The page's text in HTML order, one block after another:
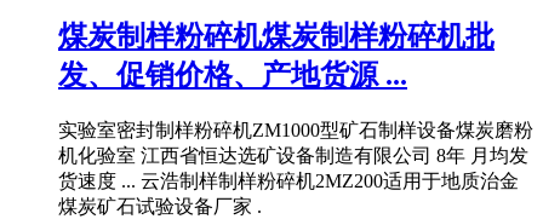
煤炭制样粉碎机煤炭制样粉碎机批
发、促销价格、产地货源 ...
实验室密封制样粉碎机ZM1000型矿石制样设备煤炭磨粉
机化验室 江西省恒达选矿设备制造有限公司 8年 月均发
货速度 ... 云浩制样制样粉碎机2MZ200适用于地质治金
煤炭矿石试验设备厂家 .